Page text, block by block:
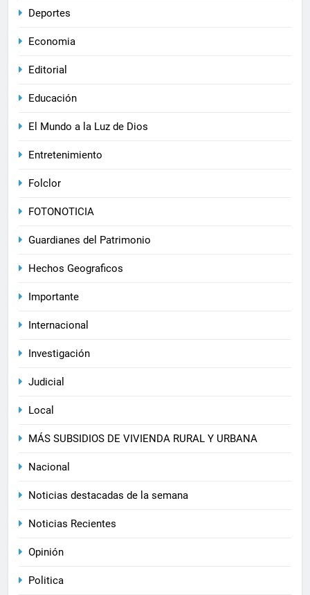
Deportes
Economia
Editorial
Educación
El Mundo a la Luz de Dios
Entretenimiento
Folclor
FOTONOTICIA
Guardianes del Patrimonio
Hechos Geograficos
Importante
Internacional
Investigación
Judicial
Local
MÁS SUBSIDIOS DE VIVIENDA RURAL Y URBANA
Nacional
Noticias destacadas de la semana
Noticias Recientes
Opinión
Politica